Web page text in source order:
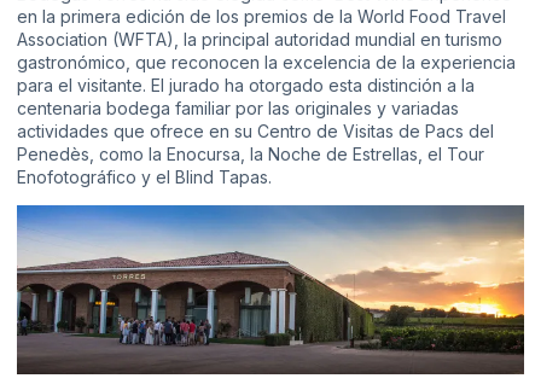
en la primera edición de los premios de la World Food Travel
Association (WFTA), la principal autoridad mundial en turismo
gastronómico, que reconocen la excelencia de la experiencia
para el visitante. El jurado ha otorgado esta distinción a la
centenaria bodega familiar por las originales y variadas
actividades que ofrece en su Centro de Visitas de Pacs del
Penedès, como la Enocursa, la Noche de Estrellas, el Tour
Enofotográfico y el Blind Tapas.